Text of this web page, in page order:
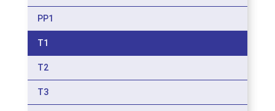
PP1
T1
T2
T3